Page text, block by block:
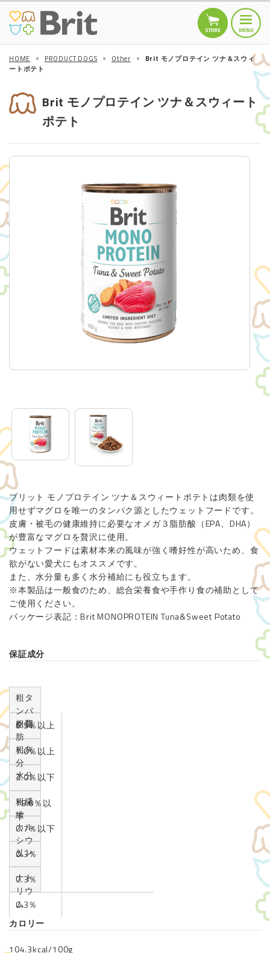
Brit Care
Brit PREMIUM by
Nature
Other
CATS
Brit Care Cat
ITEMS
Brit Puppy Kit
Brit Goods
HOME PRODUCT DOGS Other
Brit モノプロテイン ツナ＆スウィ
ートポテト
Brit モノプロテイン ツナ＆スウィート
ポテト
ブリット モノプロテイン ツナ＆スウィートポテトは肉類を使
用せずマグロを唯一のタンパク源としたウェットフードです。
皮膚・被毛の健康維持に必要なオメガ３脂肪酸（EPA、DHA）
が豊富なマグロを贅沢に使用。
ウェットフードは素材本来の風味が強く嗜好性が高いため、食
欲がない愛犬にもオススメです。
また、水分量も多く水分補給にも役立ちます。
※本製品は一般食のため、総合栄養食や手作り食の補助として
ご使用ください。
パッケージ表記：Brit MONOPROTEIN Tuna&Sweet Potato
保証成分
粗タ
ンパ
ク質
8.5％以上
粗脂
肪
7.0％以上
粗灰
分
2.0％以下
水分
78.0％以
下
粗繊
維
0.7％以下
カル
シウ
ム
0.3％
リン
0.3％
ナト
リウ
ム
0.3％
カロリー
104.3kcal/100g